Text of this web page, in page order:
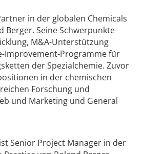
in der globalen Chemicals
Berger. Seine Schwerpunkte
M&A-Unterstützung
Improvement-Programme für
der Spezialchemie. Zuvor
in der chemischen
Forschung und
und Marketing und General
ist Senior Project Manager in der